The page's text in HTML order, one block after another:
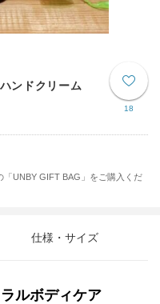
18
ンドクリーム
UNBY GIFT BAG」をご購入くだ
仕様・サイズ
ルボディケア